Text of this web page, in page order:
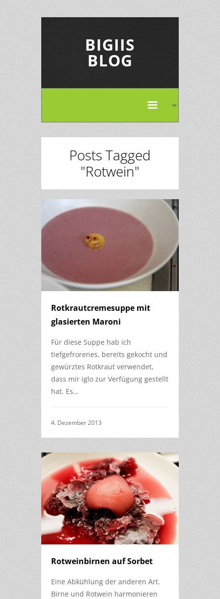
BIGIIS
BLOG
Posts Tagged
"Rotwein"
Rotkrautcremesuppe mit
glasierten Maroni
Für diese Suppe hab ich
tiefgefrorenes, bereits gekocht und
gewürztes Rotkraut verwendet,
dass mir iglo zur Verfügung gestellt
hat. Es…
4. Dezember 2013
Rotweinbirnen auf Sorbet
Eine Abkühlung der anderen Art.
Birne und Rotwein harmonieren